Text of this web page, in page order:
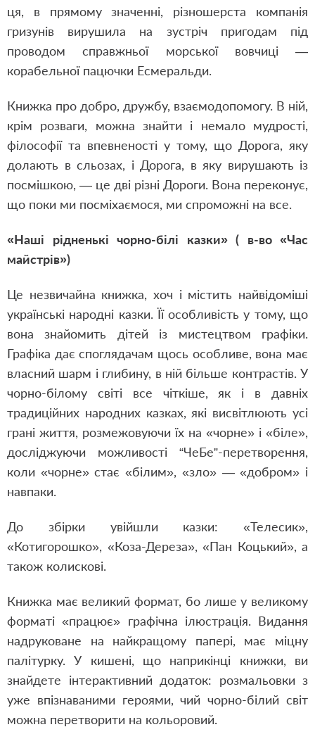
ця, в прямому значенні, різношерста компанія
гризунів вирушила на зустріч пригодам під
проводом справжньої морської вовчиці ―
корабельної пацючки Есмеральди.
Книжка про добро, дружбу, взаємодопомогу. В ній,
крім розваги, можна знайти і немало мудрості,
філософії та впевненості у тому, що Дорога, яку
долають в сльозах, і Дорога, в яку вирушають із
посмішкою, ― це дві різні Дороги. Вона переконує,
що поки ми посміхаємося, ми спроможні на все.
«Наші рідненькі чорно-білі казки» ( в-во «Час
майстрів»)
Це незвичайна книжка, хоч і містить найвідоміші
українські народні казки. Її особливість у тому, що
вона знайомить дітей із мистецтвом графіки.
Графіка дає споглядачам щось особливе, вона має
власний шарм і глибину, в ній більше контрастів. У
чорно-білому світі все чіткіше, як і в давніх
традиційних народних казках, які висвітлюють усі
грані життя, розмежовуючи їх на «чорне» і «біле»,
досліджуючи можливості “ЧеБе”-перетворення,
коли «чорне» стає «білим», «зло» — «добром» і
навпаки.
До збірки увійшли казки: «Телесик»,
«Котигорошко», «Коза-Дереза», «Пан Коцький», а
також колискові.
Книжка має великий формат, бо лише у великому
форматі «працює» графічна ілюстрація. Видання
надруковане на найкращому папері, має міцну
палітурку. У кишені, що наприкінці книжки, ви
знайдете інтерактивний додаток: розмальовки з
уже впізнаваними героями, чий чорно-білий світ
можна перетворити на кольоровий.